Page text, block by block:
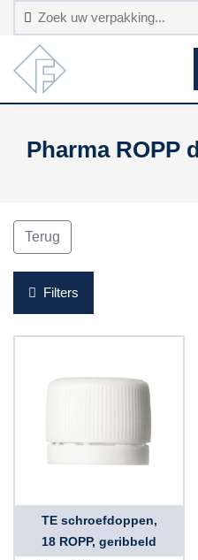
Pharma ROPP
Terug
Filters
TE schroefdoppen,
18 ROPP, geribbeld